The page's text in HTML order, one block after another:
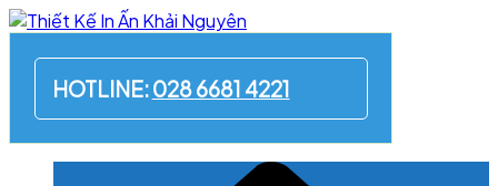
Skip
content
HOTLINE:028 6681 4221